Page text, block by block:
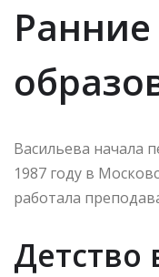
Васильева начала
1987 году в
работала
Детство